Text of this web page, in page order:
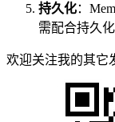
持久化：
需配合持久
欢迎关注我的其它